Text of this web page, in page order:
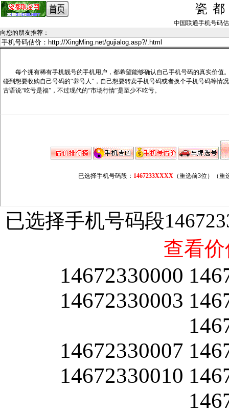
瓷
中国联通手机号码
向您的朋友推荐 ：
每个拥有稀有手机靓号的手机用户，都希望能够确认自己手机号码的真实价值
碰到想要收购自己号码的“养号人”，自己想要转卖手机号码或者换个手机号码等情
古语说“吃亏是福”，不过现代的“市场行情”是至少不吃亏。
已选择手机号码段： 1467233XXXX （重选前3位） （
已选择手机号码段
查看
14672330000
14672330003
14672330007
14672330010